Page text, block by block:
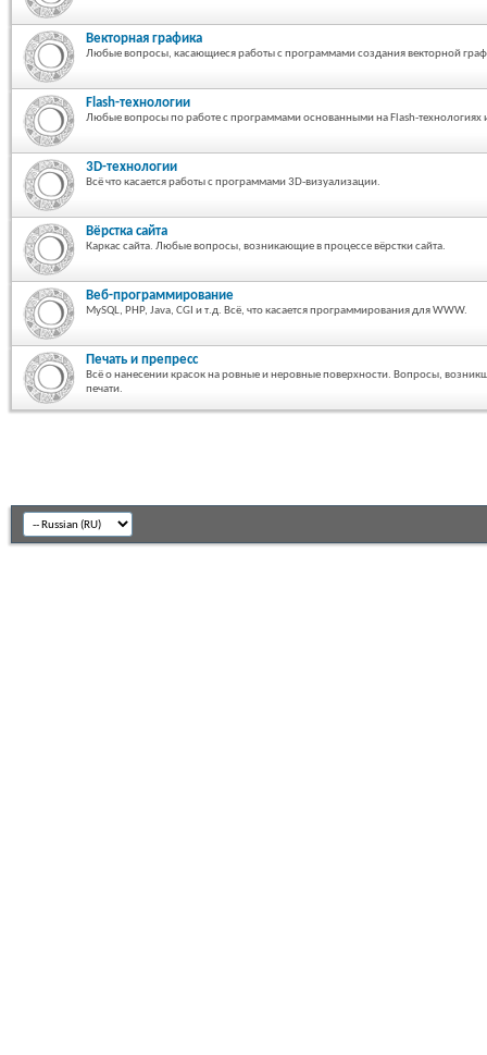
Векторная графика
Любые вопросы, касающиеся работы с программами создания векторной
Flash-технологии
Любые вопросы по работе с программами основанными на Flash-технологиях
3D-технологии
Всё что касается работы с программами 3D-визуализации.
Вёрстка сайта
Каркас сайта. Любые вопросы, возникающие в процессе вёрстки сайта.
Веб-программирование
MySQL, PHP, Java, CGI и т.д. Всё, что касается программирования для WWW.
Печать и препресс
Всё о нанесении красок на ровные и неровные поверхности. Вопросы,
печати.